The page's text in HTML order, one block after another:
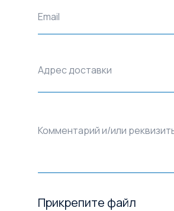
Email
Адрес доставки
Комментарий и/или
Прикрепите файл